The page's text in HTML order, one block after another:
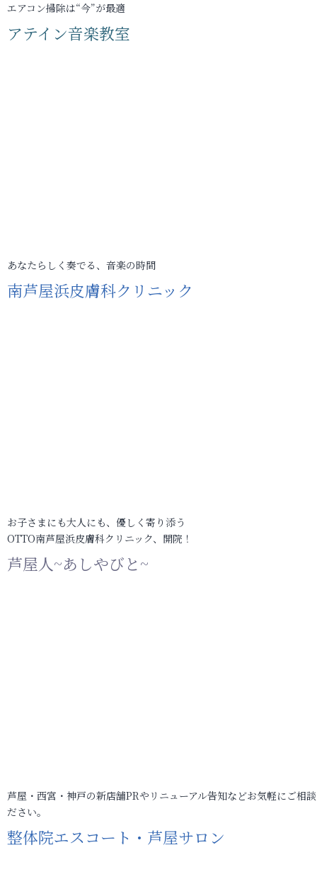
エアコン掃除は“今”が最適
アテイン音楽教室
あなたらしく奏でる、音楽の時間
南芦屋浜皮膚科クリニック
お子さまにも大人にも、優しく寄り添う
OTTO南芦屋浜皮膚科クリニック、開院！
芦屋人~あしやびと~
芦屋・西宮・神戸の新店舗PRやリニューアル告知などお気軽にご相
ださい。
整体院エスコート・芦屋サロン